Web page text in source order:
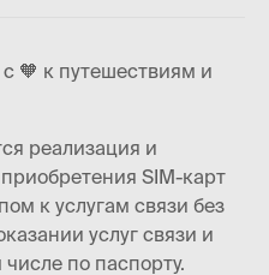
🧡 к путешествиям и
реализация и
SIM-карт
к услугам связи без
услуг связи и
по паспорту.